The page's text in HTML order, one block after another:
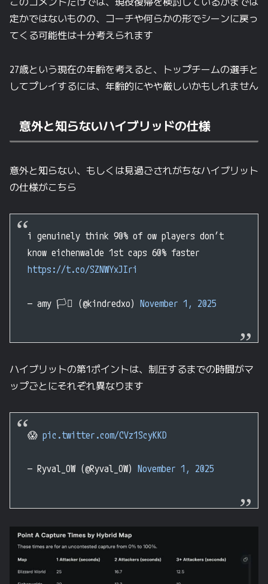
定かではないものの、コーチや何らかの形でシーンに戻っ
てくる可能性は十分考えられます
27歳という現在の年齢を考えると、トップチームの選手と
してプレイするには、年齢的にやや厳しいかもしれません
意外と知らないハイブリッドの仕様
意外と知らない、もしくは見過ごされがちなハイブリット
の仕様がこちら
i genuinely think 90% of ow players don’t
know eichenwalde 1st caps 60% faster
https://t.co/SZNWYxJIri
— amy 🏳️‍⚧️ (@kindredxo) November 1, 2025
ハイブリットの第1ポイントは、制圧するまでの時間がマ
ップごとにそれぞれ異なります
😱 pic.twitter.com/CVz1ScyKKD
— Ryval_OW (@Ryval_OW) November 1, 2025